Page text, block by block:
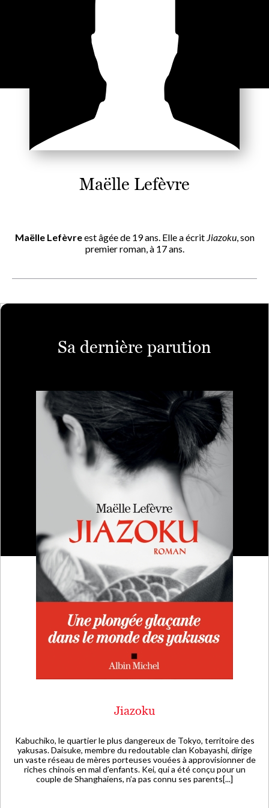
Maëlle Lefèvre
Maëlle Lefèvreest âgée de 19 ans. Elle a écrit Jiazoku, son
premier roman, à 17 ans.
Sa dernière parution
Jiazoku
Kabuchiko, le quartier le plus dangereux de Tokyo, territoire des
yakusas. Daisuke, membre du redoutable clan Kobayashi, dirige
un vaste réseau de mères porteuses vouées à approvisionner de
riches chinois en mal d’enfants. Kei, qui a été conçu pour un
couple de Shanghaiens, n’a pas connu ses parents[...]